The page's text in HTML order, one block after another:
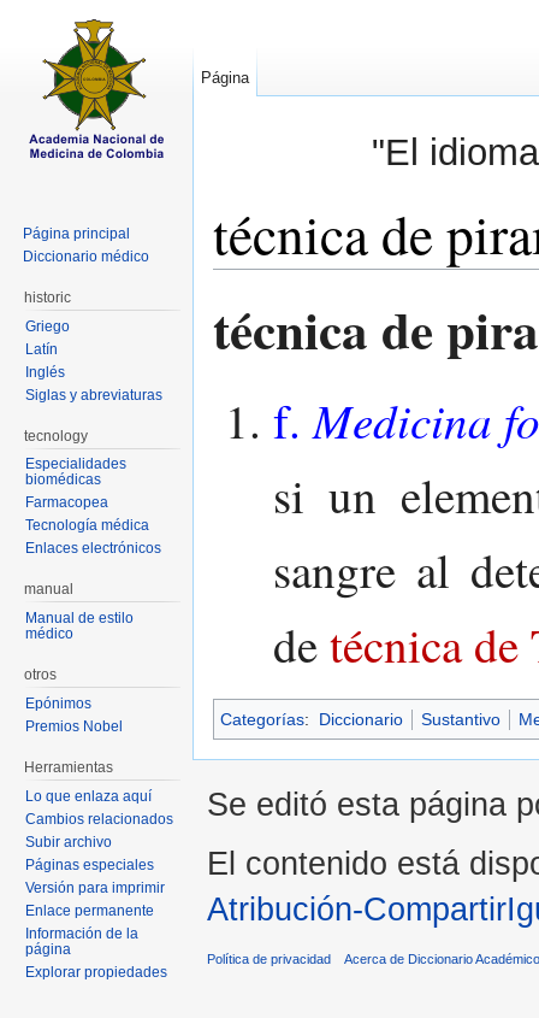
"El
técnica de
técnica de
f. Medicina
si un
sangre al
detécnica
Categorías: Diccionario Sustantivo
Página
Página principal
Diccionario médico
historic
Griego
Latín
Inglés
Siglas y abreviaturas
tecnology
Especialidades
biomédicas
Farmacopea
Tecnología médica
Enlaces electrónicos
manual
Manual de estilo
médico
otros
Epónimos
Premios Nobel
Herramientas
Lo que enlaza aquí
Cambios relacionados
Subir archivo
Páginas especiales
Versión para imprimir
Enlace permanente
Información de la
página
Explorar propiedades
Se editó esta página
El contenido está
Atribución-
Política de privacidad Acerca de Diccionario